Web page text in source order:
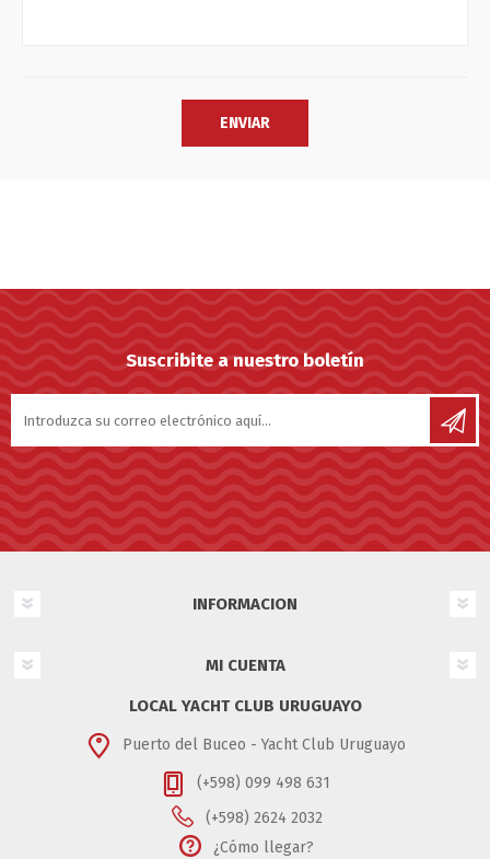
Suscribite a nuestro boletín
INFORMACION
MI CUENTA
LOCAL YACHT CLUB URUGUAYO
Puerto del Buceo - Yacht Club Uruguayo
(+598) 099 498 631
(+598) 2624 2032
¿Cómo llegar?